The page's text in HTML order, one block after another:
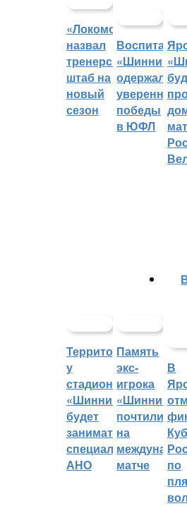
«Локомотив»
назвал
тренерский
штаб на
новый
сезон
«Шинника»
одержали
уверенные
победы
в ЮФЛ
Территорией
у
стадиона
«Шинник»
будет
заниматься
специальное
АНО
Память
экс-
игрока
«Шинника»
почтили
на
матче
В
по